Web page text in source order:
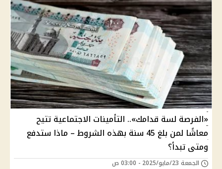
«الفرصة لسة قدامك».. التأمينات الاجتماعية تتيح
معاشًا لمن بلغ 45 سنة بهذه الشروط – ماذا ستدفع
ومتى تبدأ؟
الجمعة 23/مايو/2025 - 03:00 ص